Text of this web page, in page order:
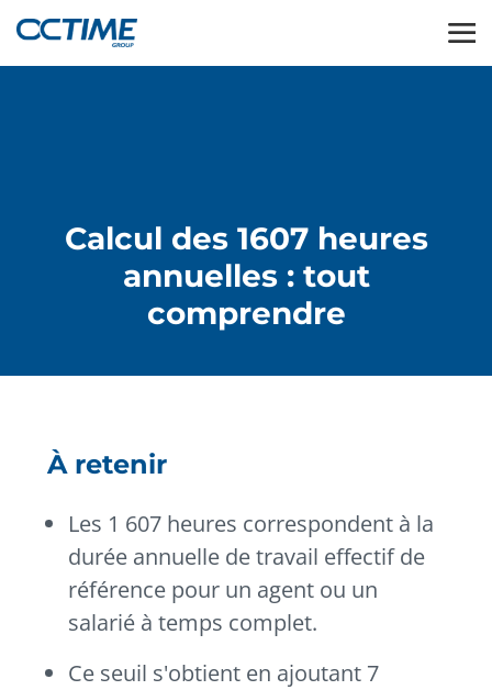
Calcul des 1607 heures
annuelles : tout
comprendre
À retenir
Les 1 607 heures correspondent à la
durée annuelle de travail effectif de
référence pour un agent ou un
salarié à temps complet.
Ce seuil s'obtient en ajoutant 7